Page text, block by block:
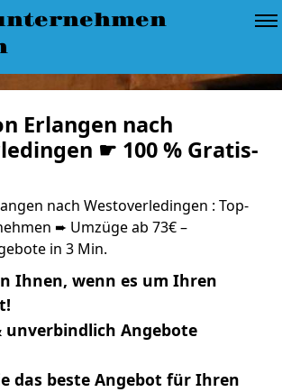
Erlangen nach
☛ 100 % Gratis-
nach Westoverledingen : Top-
➨ Umzüge ab 73€ –
in 3 Min.
Ihnen, wenn es um Ihren
unverbindlich Angebote
das beste Angebot für Ihren